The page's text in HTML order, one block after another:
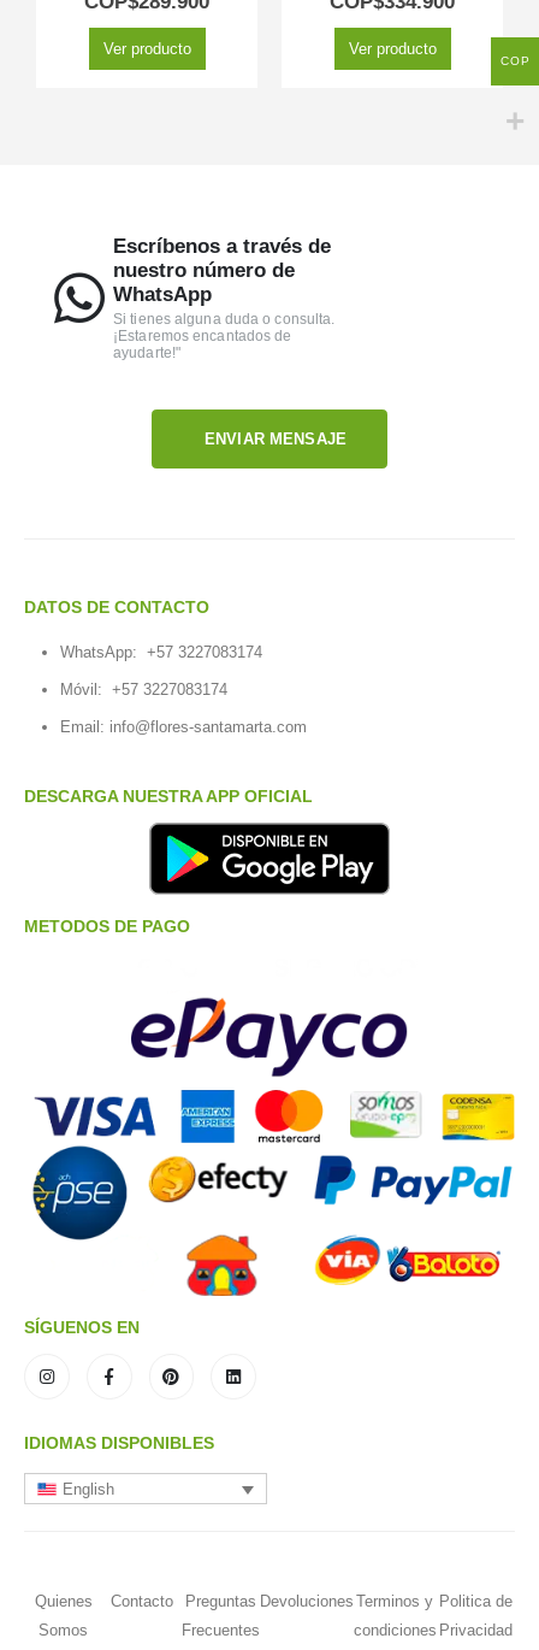
Ver producto Ver producto
Escríbenos a través de
nuestro número de
WhatsApp
Si tienes alguna duda o consulta.
¡Estaremos encantados de
ayudarte!"
ENVIAR MENSAJE
DATOS DE CONTACTO
WhatsApp: +57 3227083174
Móvil: +57 3227083174
Email: info@flores-santamarta.com
DESCARGA NUESTRA APP OFICIAL
METODOS DE PAGO
SÍGUENOS EN
IDIOMAS DISPONIBLES
English
Quienes
Somos
Contacto
Preguntas
Frecuentes
Devoluciones Terminos y
condiciones
Politica de
Privacidad
COP